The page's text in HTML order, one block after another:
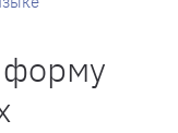
форму